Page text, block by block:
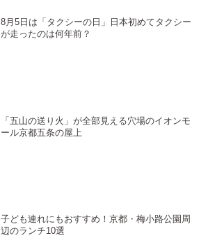
8月5日は「タクシーの日」日本初めてタクシー
が走ったのは何年前？
「五山の送り火」が全部見える穴場のイオンモ
ール京都五条の屋上
子ども連れにもおすすめ！京都・梅小路公園周
辺のランチ10選